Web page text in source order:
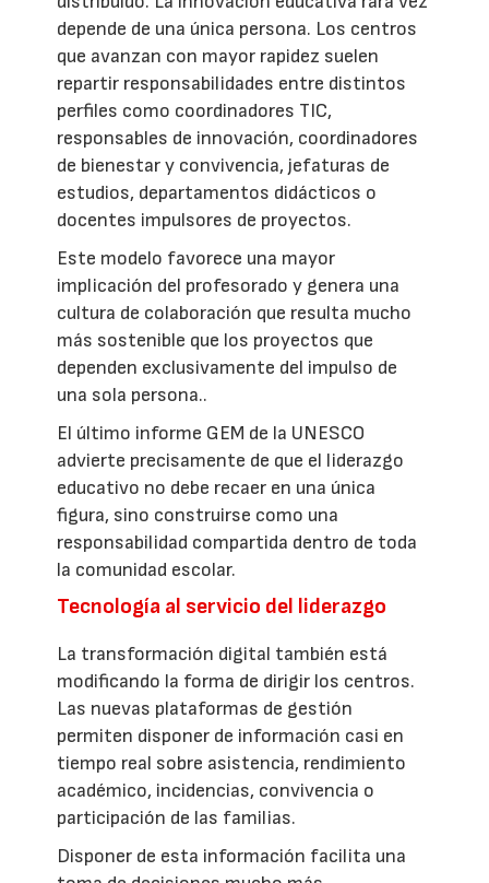
depende de una única persona. Los centros
que avanzan con mayor rapidez suelen
repartir responsabilidades entre distintos
perfiles como coordinadores TIC,
responsables de innovación, coordinadores
de bienestar y convivencia, jefaturas de
estudios, departamentos didácticos o
docentes impulsores de proyectos.
Este modelo favorece una mayor
implicación del profesorado y genera una
cultura de colaboración que resulta mucho
más sostenible que los proyectos que
dependen exclusivamente del impulso de
una sola persona..
El último informe GEM de la UNESCO
advierte precisamente de que el liderazgo
educativo no debe recaer en una única
figura, sino construirse como una
responsabilidad compartida dentro de toda
la comunidad escolar.
Tecnología al servicio del liderazgo
La transformación digital también está
modificando la forma de dirigir los centros.
Las nuevas plataformas de gestión
permiten disponer de información casi en
tiempo real sobre asistencia, rendimiento
académico, incidencias, convivencia o
participación de las familias.
Disponer de esta información facilita una